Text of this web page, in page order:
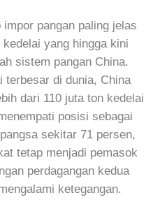
impor pangan paling jelas
yang hingga kini
sistem pangan China.
terbesar di dunia, China
dari 110 juta ton kedelai
posisi sebagai
sekitar 71 persen,
tetap menjadi pemasok
perdagangan kedua
ketegangan.